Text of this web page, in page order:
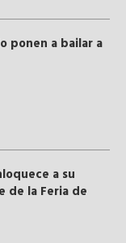
ponen a bailar a
a su
de la Feria de